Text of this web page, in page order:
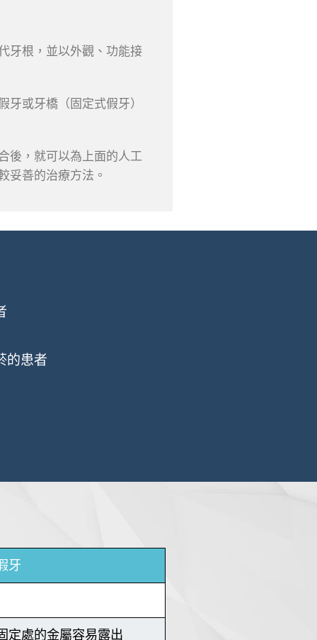
牙根，並以外觀、功能接
牙或牙橋（固定式假牙）
後，就可以為上面的人工
妥善的治療方法。
的患者
牙
定處的金屬容易露出